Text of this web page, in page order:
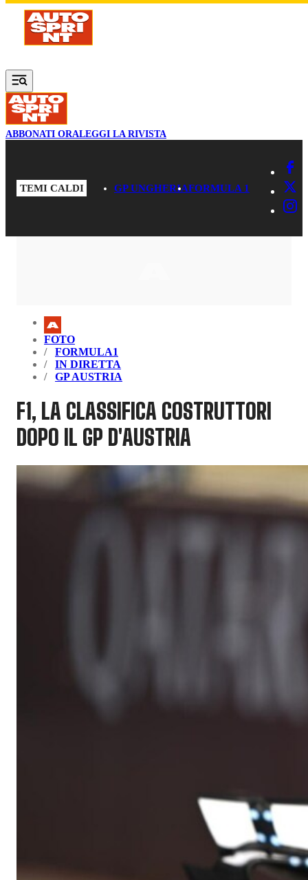
Vai al contenuto principale
ABBONATI ORALEGGI LA RIVISTA
TEMI CALDI GP UNGHERIAFORMULA 1
FOTO
FORMULA1
IN DIRETTA
GP AUSTRIA
F1, LA CLASSIFICA COSTRUTTORI
DOPO IL GP D'AUSTRIA